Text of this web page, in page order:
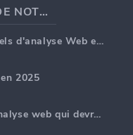
DERNIÈRES NOUVELLES DE NOTRE BLOG
Top 5 fonctionnalités des logiciels d'analyse Web en 2025
2025
Top 5 tendances en matière d'analyse web qui devraient dominer en 2025